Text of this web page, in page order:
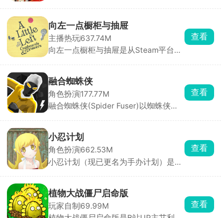
顶级修为。多职业自由选择，技能招式
各具特色，搭配神兵利器轻松斩杀魔
兽，畅享酣畅淋漓的战斗快感。
向左一点橱柜与抽屉
主播热玩637.74M
向左一点橱柜与抽屉是从Steam平台移
暗格储物柜为主要场景，玩家需要通过
拖拽、旋转、堆叠与分类，将餐具、文
具、工具、首饰等杂物逐一归位，整理
出令人极度舒适的整齐画面。
查看
融合蜘蛛侠
角色扮演177.77M
融合蜘蛛侠(Spider Fuser)以蜘蛛侠为
身蜘蛛融合者，拥有发射蛛丝、攀爬跳
跃、粘墙疾驰等全方位蜘蛛能力，在城
市中自由穿梭于不同时空。你可以行侠
仗义打击罪犯，也可以开直播展示英雄
查看
小忍计划
角色扮演662.53M
小忍计划（现已更名为手办计划）是一
少女小忍刻画得生动形象，多样的地图
场景搭配随场景变化的音效，带来别具
一格的体验。它集养成、互动和冒险于
查看
植物大战僵尸启命版
玩家自制69.99M
查看